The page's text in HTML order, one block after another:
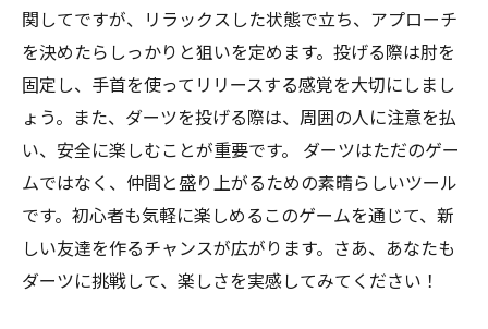
関してですが、リラックスした状態で立ち、アプローチ
を決めたらしっかりと狙いを定めます。投げる際は肘を
固定し、手首を使ってリリースする感覚を大切にしまし
ょう。また、ダーツを投げる際は、周囲の人に注意を払
い、安全に楽しむことが重要です。 ダーツはただのゲー
ムではなく、仲間と盛り上がるための素晴らしいツール
です。初心者も気軽に楽しめるこのゲームを通じて、新
しい友達を作るチャンスが広がります。さあ、あなたも
ダーツに挑戦して、楽しさを実感してみてください！